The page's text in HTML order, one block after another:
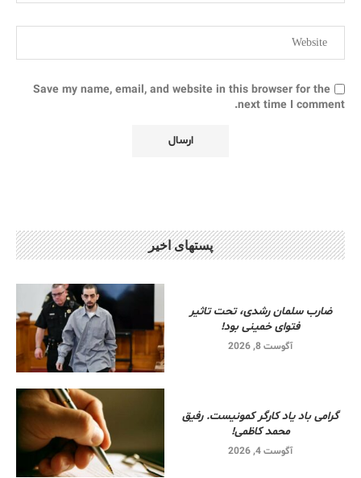
Save my name, email, and website in this browser for the
next time I comment.
پستهای اخیر
ضارب سلمان رشدی، تحت تاثیر
فتوای خمینی بود!
آگوست 8, 2026
گرامی باد یاد کارگر کمونیست. رفیق
محمد کاظمی!
آگوست 4, 2026